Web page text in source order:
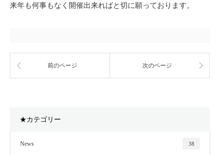
来年も何事もなく開催出来ればと切に願っております。
前のページ 次のページ
★カテゴリー
News 38